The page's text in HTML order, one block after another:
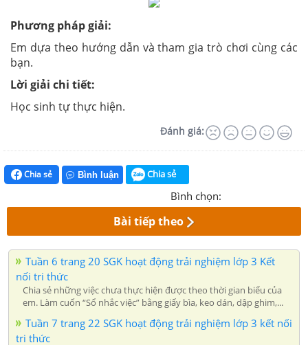
Phương pháp giải:
Em dựa theo hướng dẫn và tham gia trò chơi cùng các
bạn.
Lời giải chi tiết:
Học sinh tự thực hiện.
Đánh giá:
Chia sẻ Bình luận Chia sẻ
Bình chọn:
Bài tiếp theo
Tuần 6 trang 20 SGK hoạt động trải nghiệm lớp 3 Kết
nối tri thức
Chia sẻ những việc chưa thực hiện được theo thời gian biểu của
em. Làm cuốn “Sổ nhắc việc” bằng giấy bìa, keo dán, dập ghim,...
Tuần 7 trang 22 SGK hoạt động trải nghiệm lớp 3 kết nối
tri thức